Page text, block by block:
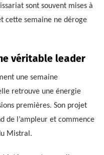
sont souvent mises à
cette semaine ne déroge
véritable leader
une semaine
retrouve une énergie
premières. Son projet
de l’ampleur et commence
Mistral.